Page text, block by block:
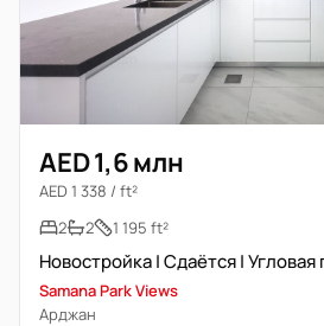
AED 1,6 млн
AED 1 338 / ft²
2
2 1 195 ft²
Samana Park Views
Арджан